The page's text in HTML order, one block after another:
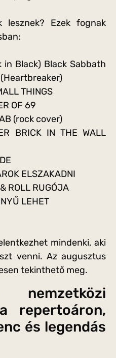
Ezek fognak
in Black) Black Sabbath
THINGS
OF 69
(rock cover)
BRICK IN THE WALL
ELSZAKADNI
ROLL RUGÓJA
LEHET
mindenki, aki
venni. Az augusztus
tekinthető meg.
repertoáron,
és legendás